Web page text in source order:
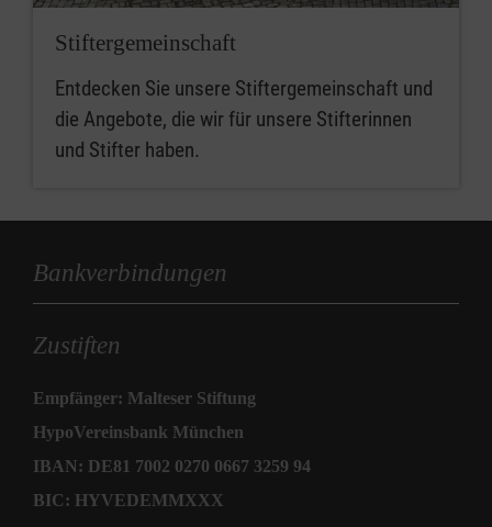
Stiftergemeinschaft
Entdecken Sie unsere Stiftergemeinschaft und
die Angebote, die wir für unsere Stifterinnen
und Stifter haben.
Bankverbindungen
Zustiften
Empfänger: Malteser Stiftung
HypoVereinsbank München
IBAN: DE81 7002 0270 0667 3259 94
BIC: HYVEDEMMXXX